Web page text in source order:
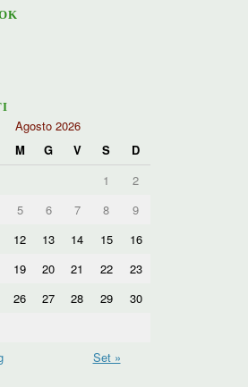
Agosto 2026
M G V S
D
1
2
5 6 7 8 9
12 13 14 15
16
19 20 21 22
23
26 27 28 29
30
Set »